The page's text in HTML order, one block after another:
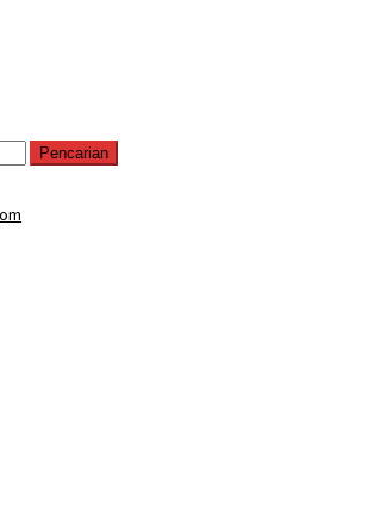
Pencarian